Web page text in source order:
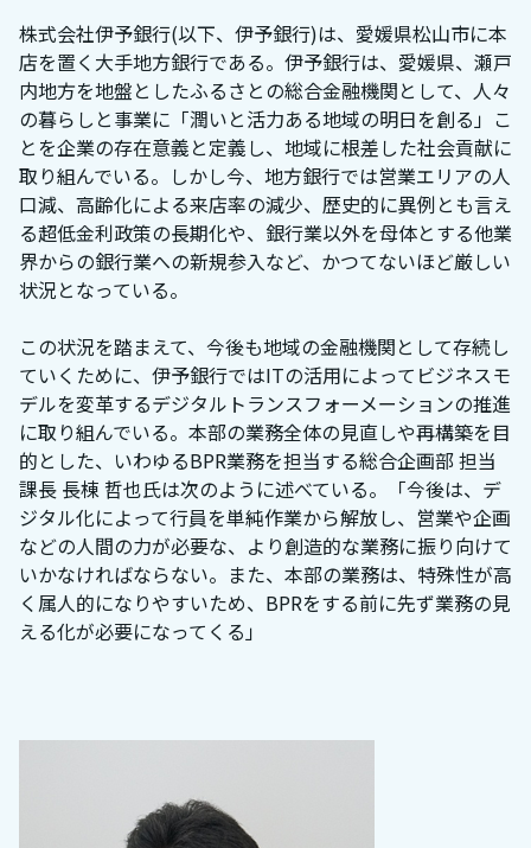
株式会社伊予銀行(以下、伊予銀行)は、愛媛県松山市に本
店を置く大手地方銀行である。伊予銀行は、愛媛県、瀬戸
内地方を地盤としたふるさとの総合金融機関として、人々
の暮らしと事業に「潤いと活力ある地域の明日を創る」こ
とを企業の存在意義と定義し、地域に根差した社会貢献に
取り組んでいる。しかし今、地方銀行では営業エリアの人
口減、高齢化による来店率の減少、歴史的に異例とも言え
る超低金利政策の長期化や、銀行業以外を母体とする他業
界からの銀行業への新規参入など、かつてないほど厳しい
状況となっている。
この状況を踏まえて、今後も地域の金融機関として存続し
ていくために、伊予銀行ではITの活用によってビジネスモ
デルを変革するデジタルトランスフォーメーションの推進
に取り組んでいる。本部の業務全体の見直しや再構築を目
的とした、いわゆるBPR業務を担当する総合企画部 担当
課長 長棟 哲也氏は次のように述べている。「今後は、デ
ジタル化によって行員を単純作業から解放し、営業や企画
などの人間の力が必要な、より創造的な業務に振り向けて
いかなければならない。また、本部の業務は、特殊性が高
く属人的になりやすいため、BPRをする前に先ず業務の見
える化が必要になってくる」